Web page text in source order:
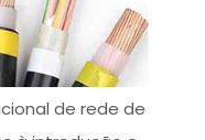
de rede de